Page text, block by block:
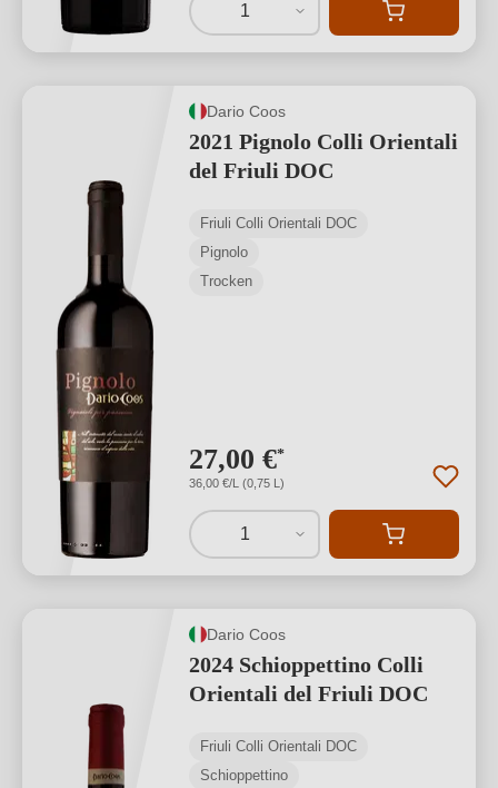
1
Dario Coos
2021 Pignolo Colli Orientali
del Friuli DOC
Friuli Colli Orientali DOC
Pignolo
Trocken
27,00 €*
36,00 €/L (0,75 L)
1
Dario Coos
2024 Schioppettino Colli
Orientali del Friuli DOC
Friuli Colli Orientali DOC
Schioppettino